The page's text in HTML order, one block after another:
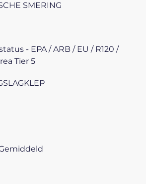
SMERING
- EPA / ARB / EU / R120 /
Tier 5